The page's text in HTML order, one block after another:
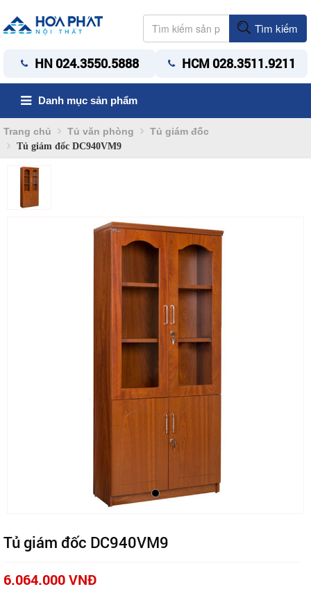
Tìm kiếm
HN 024.3550.5888 HCM 028.3511.9211
Danh mục sản phẩm
Trang chủ Tủ văn phòng Tủ giám đốc
Tủ giám đốc DC940VM9
Tủ giám đốc DC940VM9
6.064.000 VNĐ